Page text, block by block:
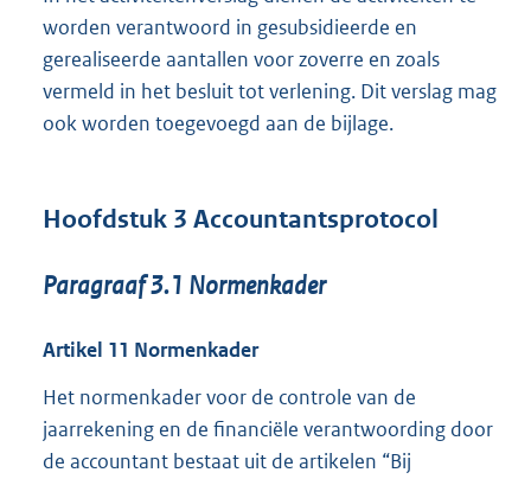
worden verantwoord in gesubsidieerde en
gerealiseerde aantallen voor zoverre en zoals
vermeld in het besluit tot verlening. Dit verslag mag
ook worden toegevoegd aan de bijlage.
Hoofdstuk 3 Accountantsprotocol
Paragraaf 3.1 Normenkader
Artikel 11 Normenkader
Het normenkader voor de controle van de
jaarrekening en de financiële verantwoording door
de accountant bestaat uit de artikelen “Bij